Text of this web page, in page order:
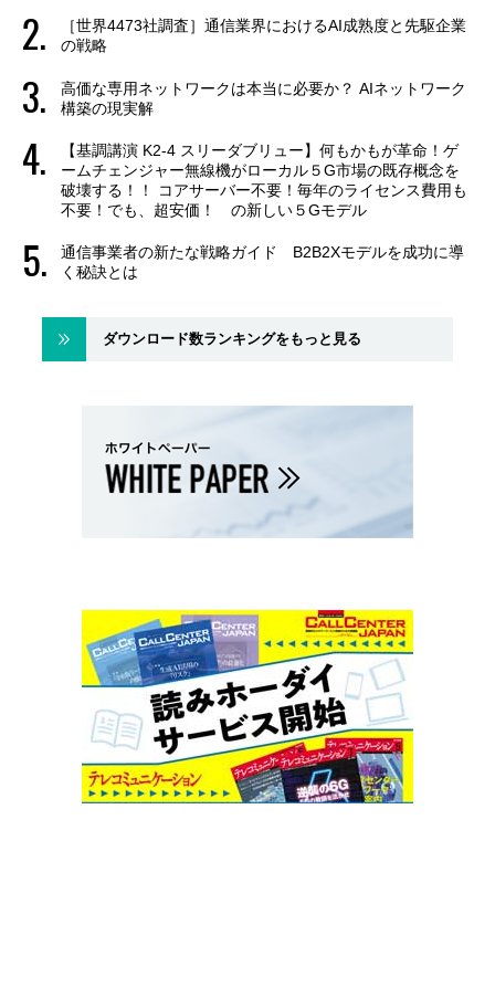
［世界4473社調査］通信業界におけるAI成熟度と先駆企業
の戦略
高価な専用ネットワークは本当に必要か？ AIネットワーク
構築の現実解
【基調講演 K2-4 スリーダブリュー】何もかもが革命！ゲ
ームチェンジャー無線機がローカル５G市場の既存概念を
破壊する！！ コアサーバー不要！毎年のライセンス費用も
不要！でも、超安価！ の新しい５Gモデル
通信事業者の新たな戦略ガイド B2B2Xモデルを成功に導
く秘訣とは
ダウンロード数ランキングをもっと見る